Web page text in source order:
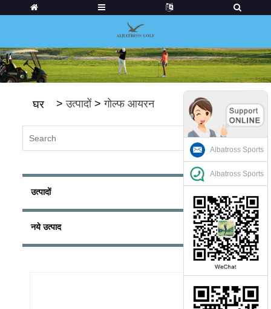
घर > उत्पादों>गोल्फ आयरन
उत्पादों
नये उत्पाद
Albatross Sports
Albatross Sports